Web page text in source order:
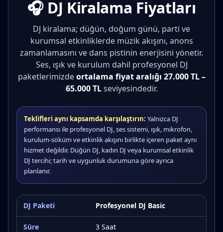
🎧 DJ Kiralama Fiyatları
DJ kiralama; düğün, doğum günü, parti ve
kurumsal etkinliklerde müzik akışını, anons
zamanlamasını ve dans pistinin enerjisini yönetir.
Ses, ışık ve kurulum dahil profesyonel DJ
paketlerimizdeortalama fiyat aralığı 27.000 TL –
65.000 TLseviyesindedir.
Teklifleri aynı kapsamda karşılaştırın: Yalnızca DJ
performansı ile profesyonel DJ, ses sistemi, ışık, mikrofon,
kurulum-söküm ve etkinlik akışını birlikte içeren paket aynı
hizmet değildir. Düğün DJ, kadın DJ veya kurumsal etkinlik
DJ tercihi; tarih ve uygunluk durumuna göre ayrıca
planlanır.
Profesyonel DJ kiralama paket süreleri, kapsamları ve fiyatları
DJ Türü İçerik Fiyat (TL)
Profesyonel DJ Basic
3 Saat